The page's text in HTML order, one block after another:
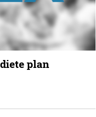
plan